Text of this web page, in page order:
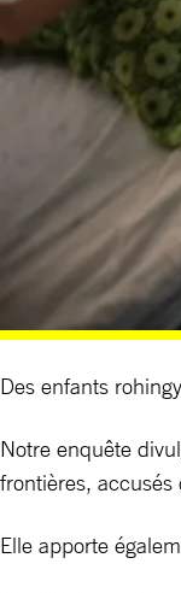
Des enfants
Notre enquête
frontières, accusés
Elle apporte